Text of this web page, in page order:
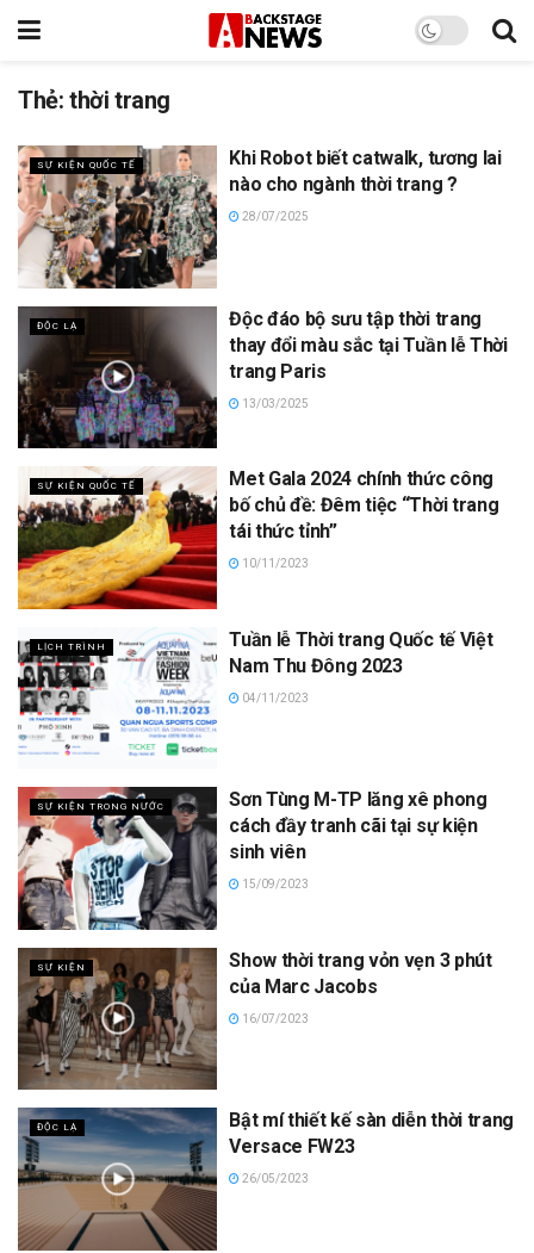
Thẻ:thời trang
SỰ KIỆN QUỐC TẾ
Khi Robot biết catwalk, tương lai
nào cho ngành thời trang ?
28/07/2025
ĐỘC LẠ
Độc đáo bộ sưu tập thời trang
thay đổi màu sắc tại Tuần lễ Thời
trang Paris
13/03/2025
SỰ KIỆN QUỐC TẾ
Met Gala 2024 chính thức công
bố chủ đề: Đêm tiệc “Thời trang
tái thức tỉnh”
10/11/2023
LỊCH TRÌNH
Tuần lễ Thời trang Quốc tế Việt
Nam Thu Đông 2023
04/11/2023
SỰ KIỆN TRONG NƯỚC
Sơn Tùng M-TP lăng xê phong
cách đầy tranh cãi tại sự kiện
sinh viên
15/09/2023
SỰ KIỆN
Show thời trang vỏn vẹn 3 phút
của Marc Jacobs
16/07/2023
ĐỘC LẠ
Bật mí thiết kế sàn diễn thời trang
Versace FW23
26/05/2023